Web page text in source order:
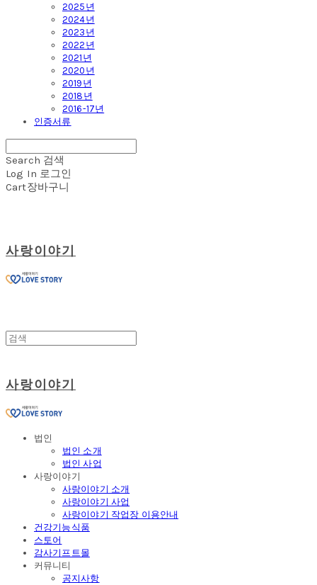
2025년
2024년
2023년
2022년
2021년
2020년
2019년
2018년
2016-17년
인증서류
Search 검색
Log In 로그인
Cart장바구니
사랑이야기
사랑이야기
법인
법인 소개
법인 사업
사랑이야기
사랑이야기 소개
사랑이야기 사업
사랑이야기 작업장 이용안내
건강기능식품
스토어
감사기프트몰
커뮤니티
공지사항